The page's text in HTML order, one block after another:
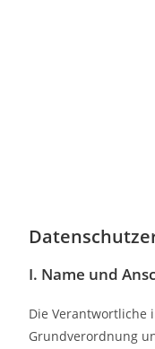
I. Name und
Die Verantwortliche
Grundverordnung